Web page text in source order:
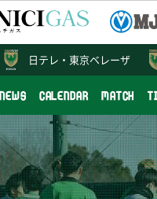
NEWS CALENDAR MATCH
日テレ・ 東京ベレーザ